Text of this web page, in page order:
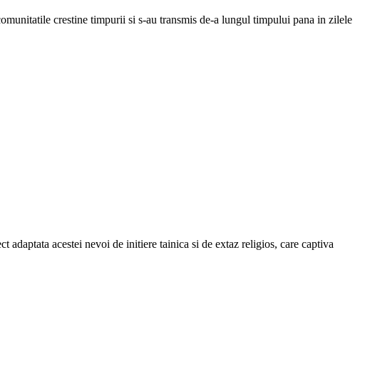
crestine timpurii si s-au transmis de-a lungul timpului pana in zilele
acestei nevoi de initiere tainica si de extaz religios, care captiva